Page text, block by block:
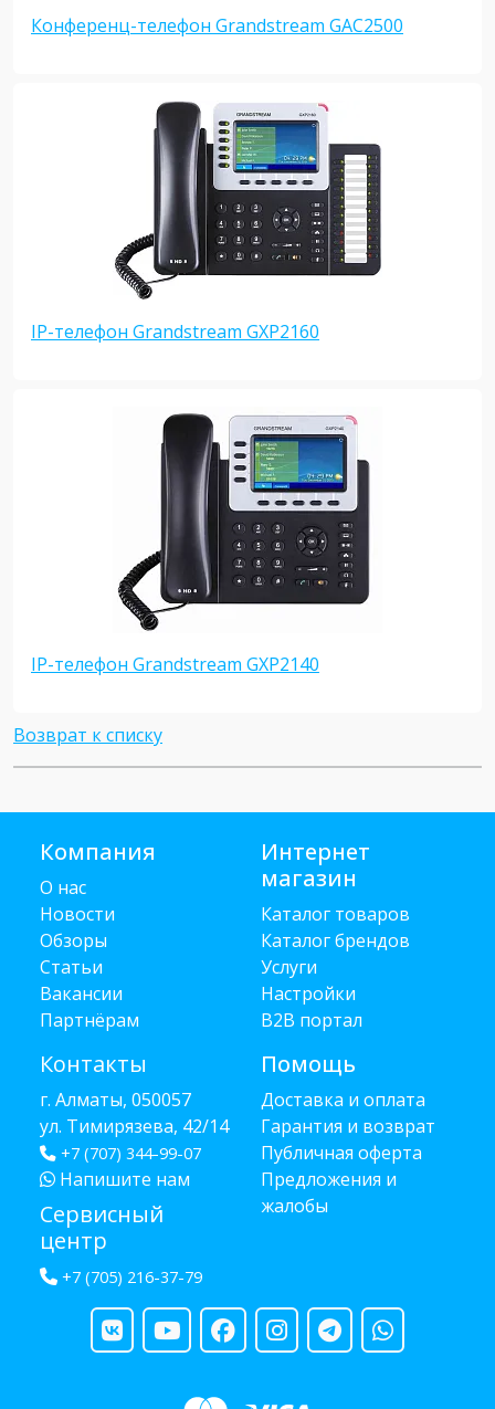
Конференц-телефон Grandstream GAC2500
IP-телефон Grandstream GXP2160
IP-телефон Grandstream GXP2140
Возврат к списку
Компания
О нас
Новости
Обзоры
Статьи
Вакансии
Партнёрам
Контакты
г. Алматы, 050057
ул. Тимирязева, 42/14
+7 (707) 344-99-07
Напишите нам
Сервисный
центр
+7 (705) 216-37-79
Интернет
магазин
Каталог товаров
Каталог брендов
Услуги
Настройки
B2B портал
Помощь
Доставка и оплата
Гарантия и возврат
Публичная оферта
Предложения и
жалобы